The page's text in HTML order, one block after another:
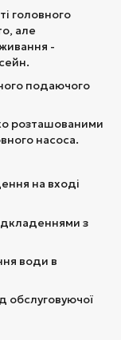
головного
але
-
подаючого
розташованими
насоса.
на вході
з
води в
обслуговуючої